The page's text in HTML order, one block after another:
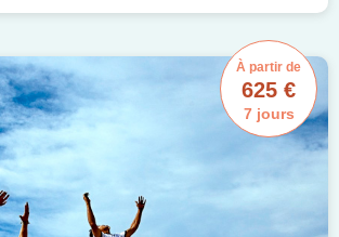
À partir de
625 €
7 jours